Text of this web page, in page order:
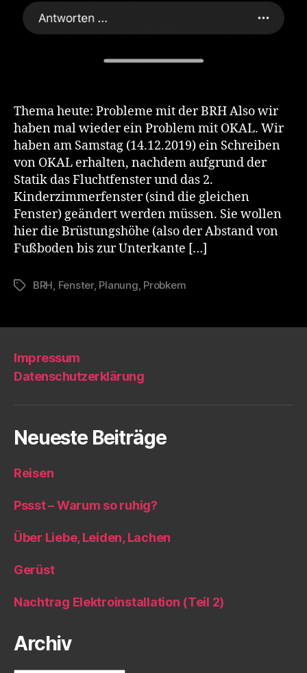
Thema heute: Probleme mit der BRH Also wir
haben mal wieder ein Problem mit OKAL. Wir
haben am Samstag (14.12.2019) ein Schreiben
von OKAL erhalten, nachdem aufgrund der
Statik das Fluchtfenster und das 2.
Kinderzimmerfenster (sind die gleichen
Fenster) geändert werden müssen. Sie wollen
hier die Brüstungshöhe (also der Abstand von
Fußboden bis zur Unterkante […]
Schlagwörter
BRH Fenster, Planung Probkem
Impressum
Datenschutzerklärung
Neueste Beiträge
Reisen
Pssst – Warum so ruhig?
Über Liebe, Leiden, Lachen
Gerüst
Nachtrag Elektroinstallation (Teil 2)
Archiv